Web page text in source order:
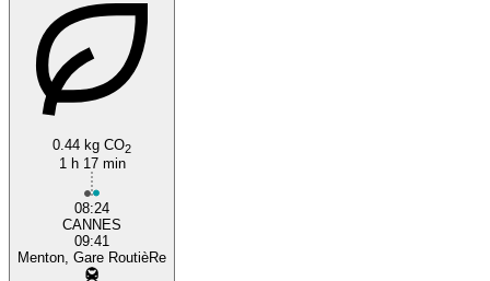
Cannes
0.44 kg CO2
1 h 17 min
08:24
CANNES
09:41
Menton, Gare RoutièRe